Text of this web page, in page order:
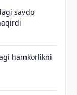
savdo
hamkorlikni